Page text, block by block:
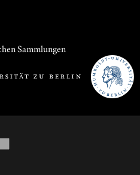
Sammlungen